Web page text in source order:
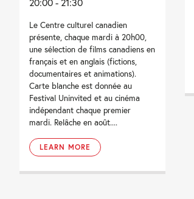
Le Centre culturel canadien
présente, chaque mardi à 20h00,
une sélection de films canadiens en
français et en anglais (fictions,
documentaires et animations).
Carte blanche est donnée au
Festival Uninvited et au cinéma
indépendant chaque premier
mardi. Relâche en août....
LEARN MORE